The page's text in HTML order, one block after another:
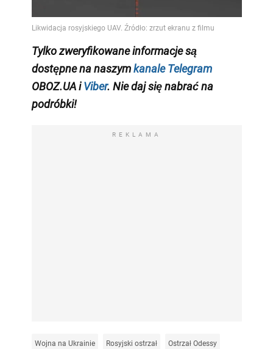
Tylko zweryfikowane informacje są
dostępne na naszymkanale Telegram
OBOZ.UA iViber. Nie daj się nabrać na
podróbki!
REKLAMA
Wojna na Ukrainie Rosyjski ostrzał Ostrzał Odessy